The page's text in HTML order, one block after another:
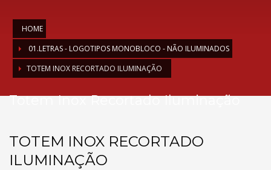
HOME
01.LETRAS - LOGOTIPOS MONOBLOCO - NÃO ILUMINADOS
TOTEM INOX RECORTADO ILUMINAÇÃO
Totem Inox Recortado Iluminação
TOTEM INOX RECORTADO
ILUMINAÇÃO